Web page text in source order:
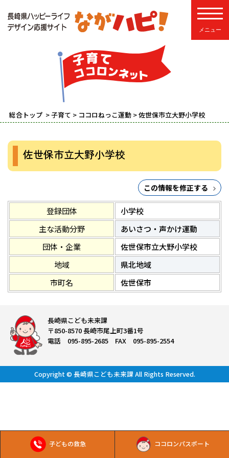
子どもの救急 ココロンパスポート
総合トップ >子育て > ココロねっこ運動 > 佐世保市立大野小学校
佐世保市立大野小学校
この情報を修正する
登録団体
小学校
主な活動分野
あいさつ・声かけ運動
団体・企業
佐世保市立大野小学校
地域
県北地域
市町名
佐世保市
長崎県こども未来課
〒850-8570 長崎市尾上町3番1号
電話 095-895-2685 FAX 095-895-2554
Copyright © 長崎県こども未来課 All Rights Reserved.